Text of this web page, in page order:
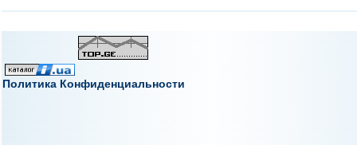
Политика Конфиденциальности